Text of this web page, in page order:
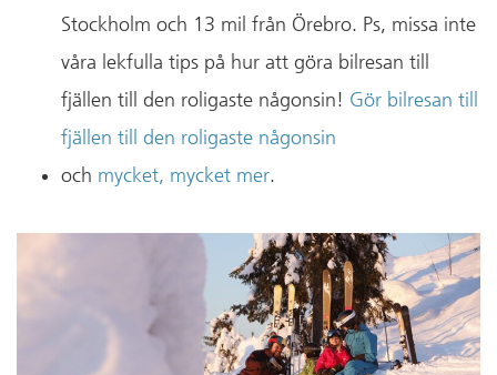
Stockholm och 13 mil från Örebro. Ps, missa inte
våra lekfulla tips på hur att göra bilresan till
fjällen till den roligaste någonsin! Gör bilresan till
fjällen till den roligaste någonsin
och mycket, mycket mer.